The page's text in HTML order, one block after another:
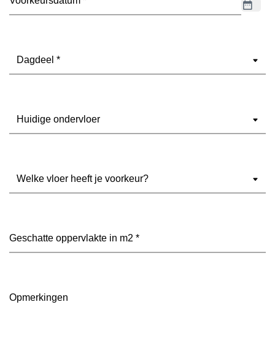
Dagdeel (Vereist)
Ondervloer (Vereist)
Welke
Geschatte
Opmerkingen